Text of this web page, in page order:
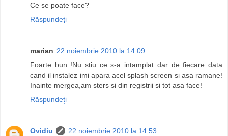
Ce se poate face?
Răspundeți
marian 22 noiembrie 2010 la 14:09
Foarte bun !Nu stiu ce s-a intamplat dar de fiecare data
cand il instalez imi apara acel splash screen si asa ramane!
Inainte mergea,am sters si din registrii si tot asa face!
Răspundeți
Ovidiu
22 noiembrie 2010 la 14:53